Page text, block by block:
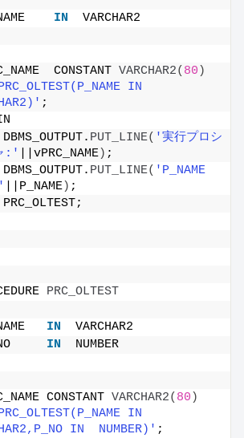
IN
  VARCHAR2
CONSTANT VARCHAR2( 80 )
IN
;
PUT_LINE( '実行プロシ
:'
||vPRC_NAME) ;
PUT_LINE( 'P_NAME
||P_NAME) ;
PRC_OLTEST;
PRC_OLTEST
IN
  VARCHAR2
IN
  NUMBER
CONSTANT VARCHAR2( 80 )
IN
IN  NUMBER)' ;